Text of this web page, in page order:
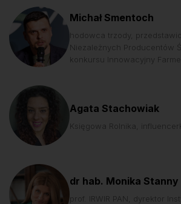
Michał Smentoch
hodowca trzody,
Niezależnych Producentów
konkursu Innowacyjny
Agata Stachowiak
Księgowa Rolnika,
dr hab. Monika Stanny
prof. IRWIR PAN, dyrektor